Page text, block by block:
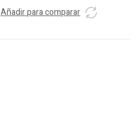
Añadir para comparar